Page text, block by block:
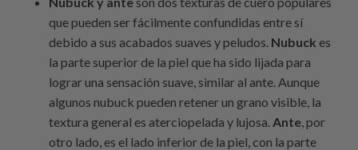
que pueden ser fácilmente confundidas entre sí
debido a sus acabados suaves y peludos. Nubuck es
la parte superior de la piel que ha sido lijada para
lograr una sensación suave, similar al ante. Aunque
algunos nubuck pueden retener un grano visible, la
textura general es aterciopelada y lujosa.Ante, por
otro lado, es el lado inferior de la piel, con la parte